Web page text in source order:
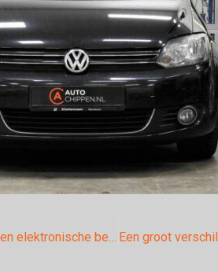
Een perfect voorbeeld van een elektronische begrenzing op de Audi a1 1.2tfsi met origineel 86pk.